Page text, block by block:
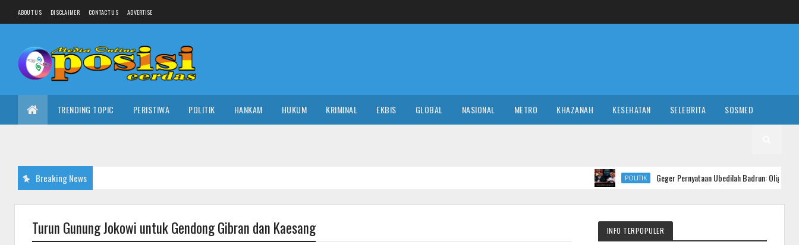
ABOUT US DISCLAIMER CONTACT US ADVERTISE
TRENDING TOPIC PERISTIWA POLITIK HANKAM HUKUM KRIMINAL EKBIS GLOBAL NASIONAL METRO KHAZANAH KESEHATAN SELEBRITA SOSMED
Breaking News Geger Pernyataan Ubedilah Badrun: Oligarki Diduga Setor Rp
Turun Gunung Jokowi untuk Gendong Gibran dan Kaesang INFO TERPOPULER